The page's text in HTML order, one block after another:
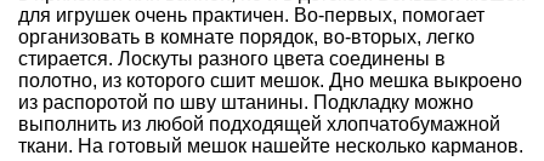
для игрушек очень практичен. Во-первых, помогает
организовать в комнате порядок, во-вторых, легко
стирается. Лоскуты разного цвета соединены в
полотно, из которого сшит мешок. Дно мешка выкроено
из распоротой по шву штанины. Подкладку можно
выполнить из любой подходящей хлопчатобумажной
ткани. На готовый мешок нашейте несколько карманов.